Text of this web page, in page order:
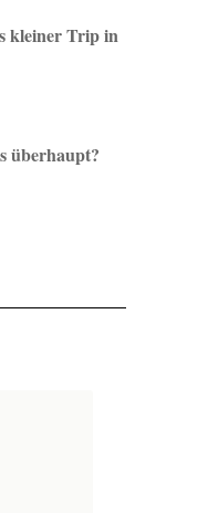
kleiner Trip in
überhaupt?